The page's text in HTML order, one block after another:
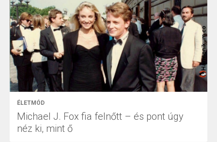
ÉLETMÓD
Michael J. Fox fia felnőtt – és pont úgy
néz ki, mint ő